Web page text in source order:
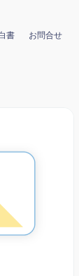
書 お問合せ